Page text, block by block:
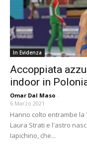
In Evidenza
Accoppiata
indoor in
Omar Dal Maso -
6 Marzo 2021
Hanno colto entrambe
Laura Strati e l'astro
Iapichino, che...